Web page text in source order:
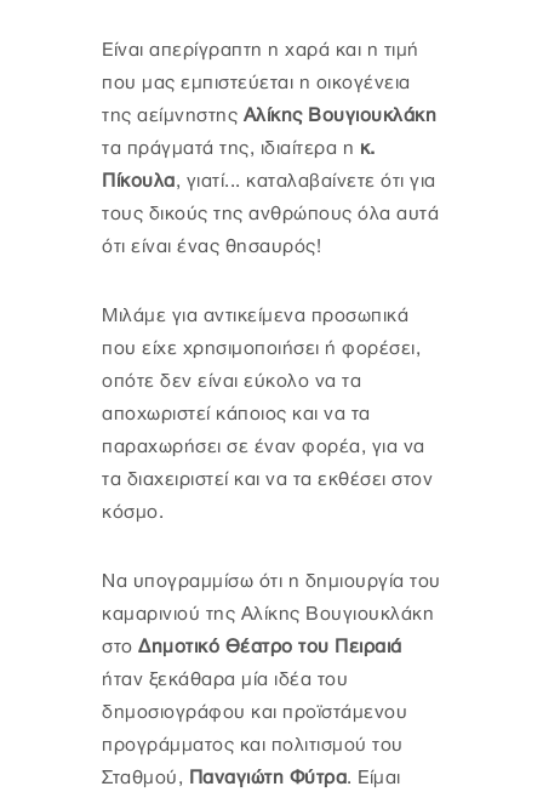
Είναι απερίγραπτη η χαρά και η τιμή
που μας εμπιστεύεται η οικογένεια
της αείμνηστης Αλίκης Βουγιουκλάκη
τα πράγματά της, ιδιαίτερα η κ.
Πίκουλα, γιατί... καταλαβαίνετε ότι για
τους δικούς της ανθρώπους όλα αυτά
ότι είναι ένας θησαυρός!
Μιλάμε για αντικείμενα προσωπικά
που είχε χρησιμοποιήσει ή φορέσει,
οπότε δεν είναι εύκολο να τα
αποχωριστεί κάποιος και να τα
παραχωρήσει σε έναν φορέα, για να
τα διαχειριστεί και να τα εκθέσει στον
κόσμο.
Να υπογραμμίσω ότι η δημιουργία του
καμαρινιού της Αλίκης Βουγιουκλάκη
στο Δημοτικό Θέατρο του Πειραιά
ήταν ξεκάθαρα μία ιδέα του
δημοσιογράφου και προϊστάμενου
προγράμματος και πολιτισμού του
Σταθμού, Παναγιώτη Φύτρα. Είμαι